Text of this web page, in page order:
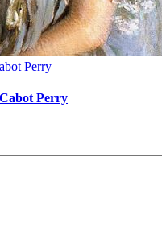
Perry
Perry